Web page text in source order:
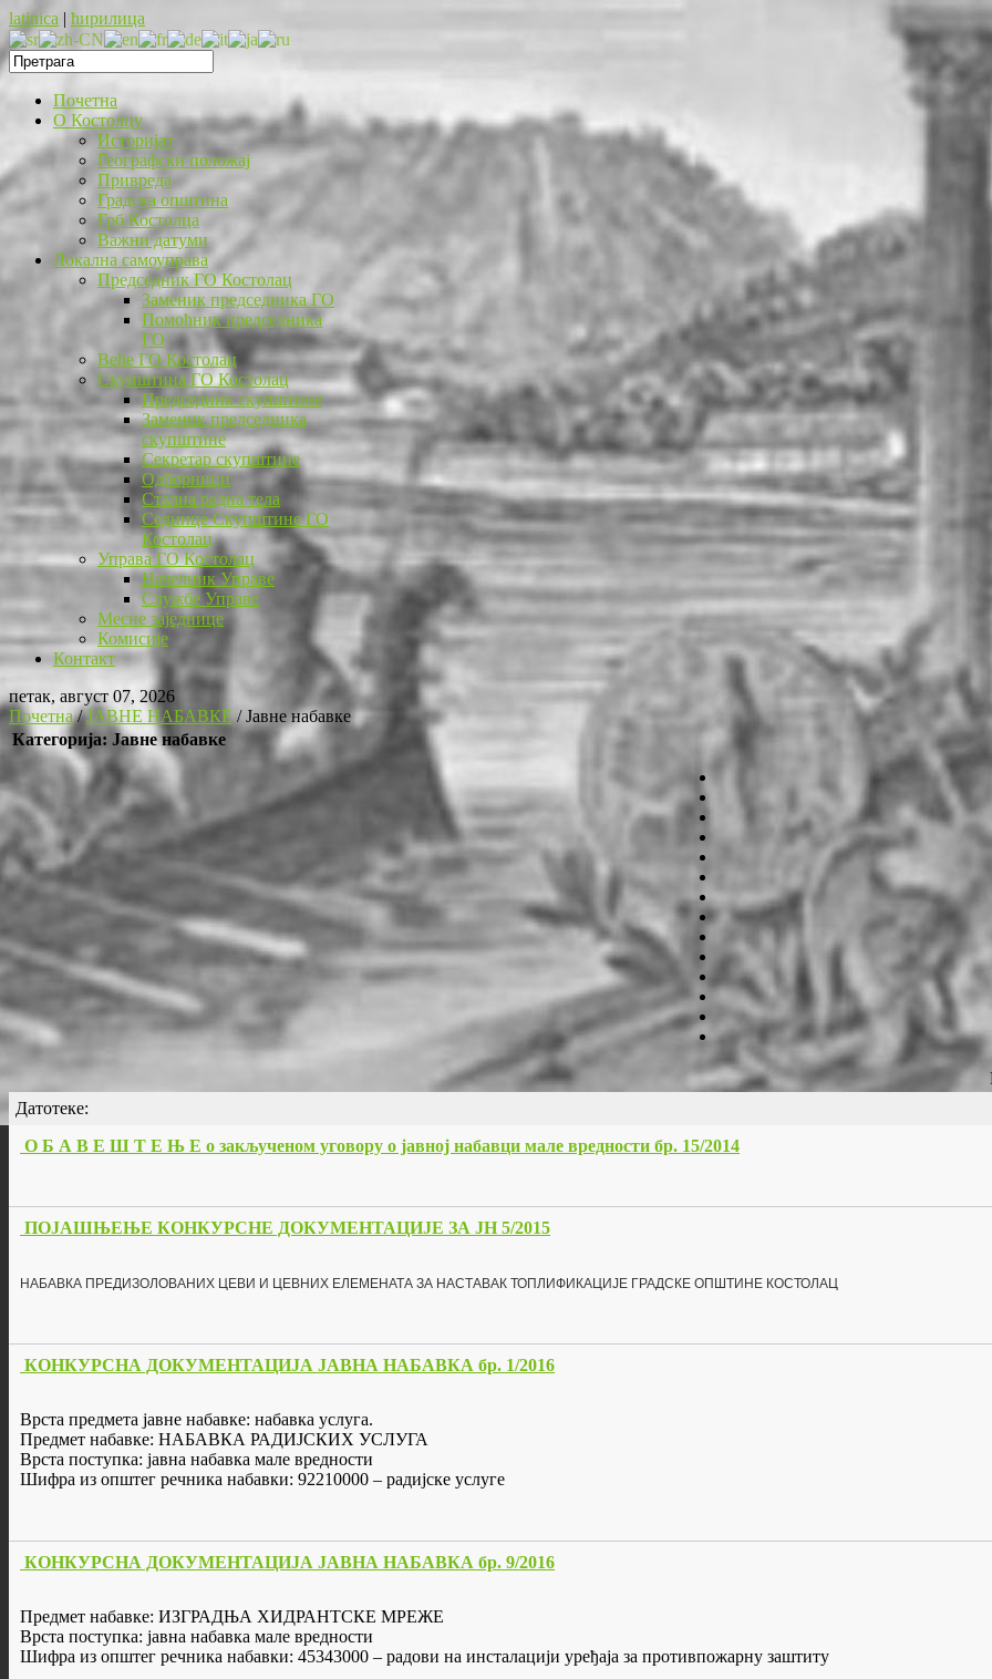
latinica | ћирилица
Почетна
O Костолцу
Историјат
Географски положај
Привреда
Градска општина
Грб Костолца
Важни датуми
Локална самоуправа
Председник ГО Костолац
Заменик председника ГО
Помоћник председника
ГО
Веће ГО Костолац
Скупштина ГО Костолац
Председник скупштине
Заменик председника
скупштине
Секретар скупштине
Одборници
Стална радна тела
Седнице Скупштине ГО
Костолац
Управа ГО Костолац
Начелник Управе
Службе Управе
Месне заједнице
Комисије
Контакт
петак, август 07, 2026
Почетна/ЈАВНЕ НАБАВКЕ/Јавне набавке
Категорија: Јавне набавке
Датотеке:
О Б А В Е Ш Т Е Њ Е о закљученом уговору о јавној набавци мале вредности бр. 15/2014
ПОЈАШЊЕЊЕ КОНКУРСНЕ ДОКУМЕНТАЦИЈЕ ЗА ЈН 5/2015
НАБАВКА ПРЕДИЗОЛОВАНИХ ЦЕВИ И ЦЕВНИХ ЕЛЕМЕНАТА ЗА НАСТАВАК ТОПЛИФИКАЦИЈЕ ГРАДСКЕ ОПШТИНЕ КОСТОЛАЦ
КОНКУРСНА ДОКУМЕНТАЦИЈА ЈАВНА НАБАВКА бр. 1/2016
Врста предмета јавне набавке: набавка услуга.
Предмет набавке: НАБАВКА РАДИЈСКИХ УСЛУГА
Врста поступка: јавна набавка мале вредности
Шифра из општег речника набавки: 92210000 – радијске услуге
КОНКУРСНА ДОКУМЕНТАЦИЈА ЈАВНА НАБАВКА бр. 9/2016
Предмет набавке: ИЗГРАДЊА ХИДРАНТСКЕ МРЕЖЕ
Врста поступка: јавна набавка мале вредности
Шифра из општег речника набавки: 45343000 – радови на инсталацији уређаја за противпожарну заштиту